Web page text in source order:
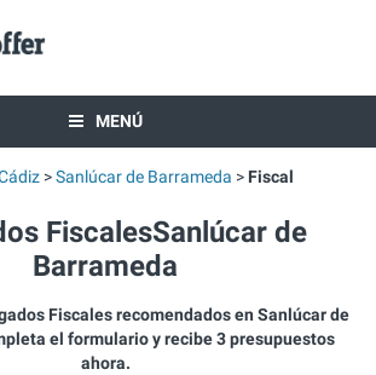
MENÚ
Sanlúcar de Barrameda Fiscal
FiscalesSanlúcar de
Barrameda
Fiscales recomendados en Sanlúcar de
el formulario y recibe 3 presupuestos
ahora.